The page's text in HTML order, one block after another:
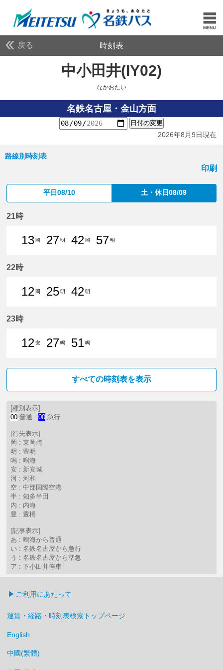
戻る 時刻表
中小田井(IY02)
なかおたい
名鉄名古屋・金山方面
日付の変更
2026年8月9日現在
路線別時刻表
印刷
平日08/10 土・休日08/09
21時
13 岡
27明
42 岡
57明
22時
12 岡
25明
42明
23時
12安
27鳴
51鳴
すべての時刻表を表示
[種別表示]
00:普通 00:急行
[行先表示]
岡 : 東岡崎
明 : 豊明
鳴 : 鳴海
安 : 新安城
河 : 河和
空 : 中部国際空港
半 : 知多半田
内 : 内海
豊 : 豊橋
[記事表示]
あ : 鳴海から普通
い : 名鉄名古屋から急行
う : 名鉄名古屋から準急
ア : 下小田井停車
ご利用にあたって
運賃・経路・時刻表検索トップページ
English
中國(繁體)